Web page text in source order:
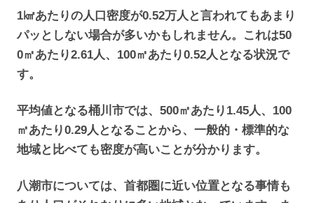
1㎢あたりの人口密度が0.52万人と言われてもあまり
パッとしない場合が多いかもしれません。これは50
0㎡あたり2.61人、100㎡あたり0.52人となる状況で
す。
平均値となる桶川市では、500㎡あたり1.45人、100
㎡あたり0.29人となることから、一般的・標準的な
地域と比べても密度が高いことが分かります。
八潮市については、首都圏に近い位置となる事情も